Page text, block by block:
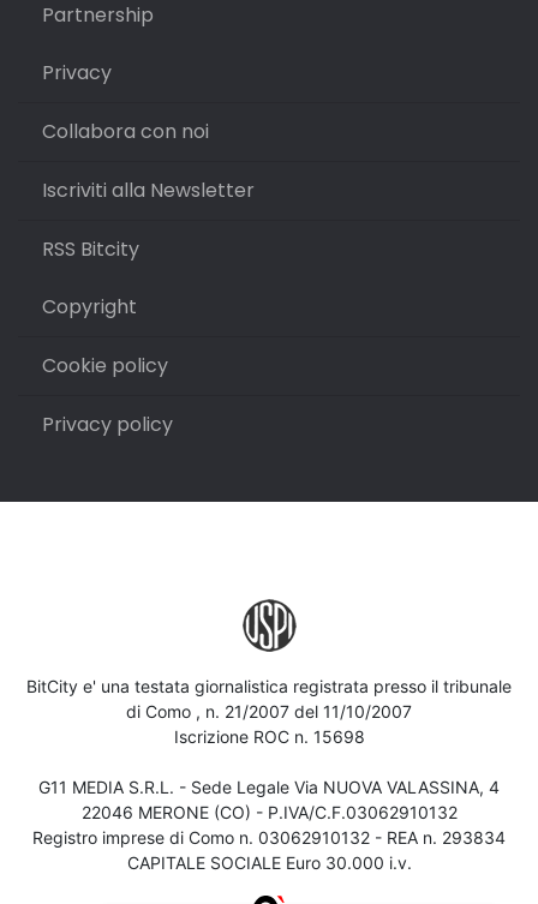
Partnership
Privacy
Collabora con noi
Iscriviti alla Newsletter
RSS Bitcity
Copyright
Cookie policy
Privacy policy
BitCity e' una testata giornalistica registrata presso il tribunale
di Como , n. 21/2007 del 11/10/2007
Iscrizione ROC n. 15698
G11 MEDIA S.R.L. - Sede Legale Via NUOVA VALASSINA, 4
22046 MERONE (CO) - P.IVA/C.F.03062910132
Registro imprese di Como n. 03062910132 - REA n. 293834
CAPITALE SOCIALE Euro 30.000 i.v.